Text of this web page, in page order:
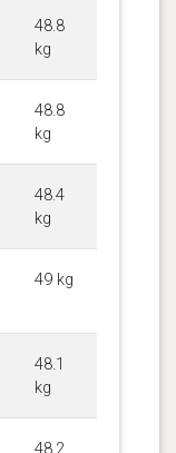
48.8
kg
48.8
kg
48.4
kg
49 kg
48.1
kg
48.2